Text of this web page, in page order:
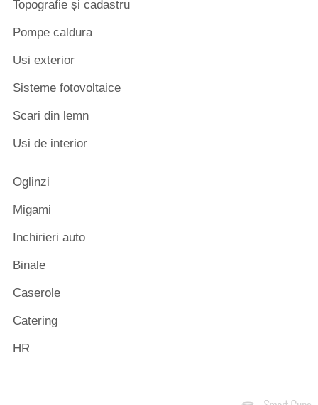
Topografie și cadastru
Pompe caldura
Usi exterior
Sisteme fotovoltaice
Scari din lemn
Usi de interior
Oglinzi
Migami
Inchirieri auto
Binale
Caserole
Catering
HR